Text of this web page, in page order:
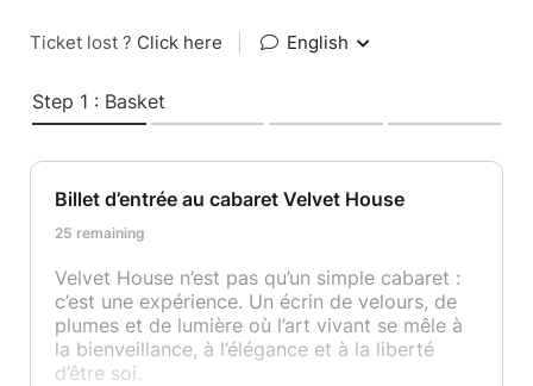
Ticket lost ? Click here English
Step 1 : Basket
Billet d’entrée au cabaret Velvet House
25 remaining
Velvet House n’est pas qu’un simple cabaret :
c’est une expérience. Un écrin de velours, de
plumes et de lumière où l’art vivant se mêle à
la bienveillance, à l’élégance et à la liberté
d’être soi.